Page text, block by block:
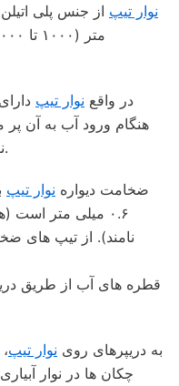
نوار تیپ از جنس پلی
متر (۱۰۰۰ تا ۳۰۰۰ متر) است.
در واقع نوار تیپ
هنگام ورود آب به آن پر
نوار تیپ به صورت مسطح در می آید.
ضخامت دیواره نوار تیپ
نامند). از تیپ های
قطره های آب از طریق
به دریپرهای روی نوار تیپ